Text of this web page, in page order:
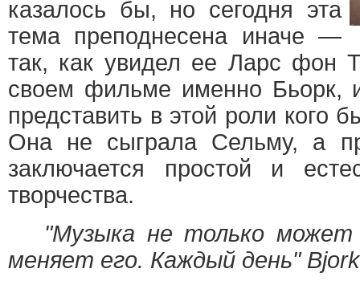
казалось бы, но сегодня эта
тема преподнесена иначе —
так, как увидел ее Ларс фон
своем фильме именно Бьорк,
представить в этой роли кого
Она не сыграла Сельму, а
заключается простой и
творчества.
"Музыка не только может
меняет его. Каждый день" Bjork